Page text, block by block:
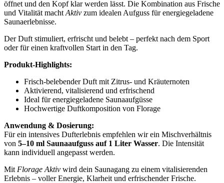
öffnet und den Kopf klar werden lässt. Die Kombination aus Frische
und Vitalität macht Aktiv zum idealen Aufguss für energiegeladene
Saunaerlebnisse.
Der Duft stimuliert, erfrischt und belebt – perfekt nach dem Sport
oder für einen kraftvollen Start in den Tag.
Produkt-Highlights:
Frisch-belebender Duft mit Zitrus- und Kräuternoten
Aktivierend, vitalisierend und erfrischend
Ideal für energiegeladene Saunaaufgüsse
Hochwertige Duftkomposition von Florage
Anwendung & Dosierung:
Für ein intensives Dufterlebnis empfehlen wir ein Mischverhältnis
von 5–10 ml Saunaaufguss auf 1 Liter Wasser. Die Intensität
kann individuell angepasst werden.
Mit Florage Aktiv wird dein Saunagang zu einem vitalisierenden
Erlebnis – voller Energie, Klarheit und erfrischender Frische.